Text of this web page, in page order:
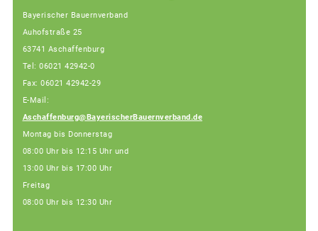
Bayerischer Bauernverband
Auhofstraße 25
63741 Aschaffenburg
Tel: 06021 42942-0
Fax: 06021 42942-29
E-Mail:
Aschaffenburg@BayerischerBauernverband.de
Montag bis Donnerstag
08:00 Uhr bis 12:15 Uhr und
13:00 Uhr bis 17:00 Uhr
Freitag
08:00 Uhr bis 12:30 Uhr